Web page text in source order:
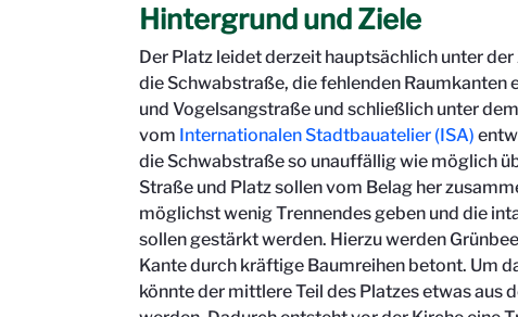
Hintergrund und Ziele
Der Platz leidet derzeit hauptsächlich unter
die Schwabstraße, die fehlenden Raumkanten
und Vogelsangstraße und schließlich unter
vom Internationalen Stadtbauatelier (ISA)
die Schwabstraße so unauffällig wie möglich
Straße und Platz sollen vom Belag her
möglichst wenig Trennendes geben und die
sollen gestärkt werden. Hierzu werden
Kante durch kräftige Baumreihen betont. Um
könnte der mittlere Teil des Platzes etwas aus